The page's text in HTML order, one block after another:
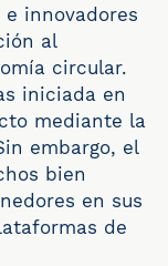
innovadores
al
circular.
iniciada en
mediante la
embargo, el
bien
en sus
de